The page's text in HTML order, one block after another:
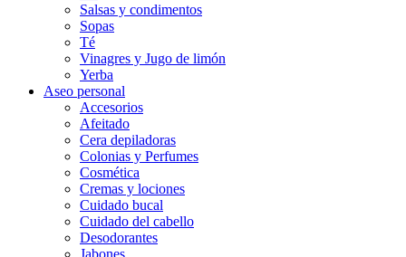
Salsas y condimentos
Sopas
Té
Vinagres y Jugo de limón
Yerba
Aseo personal
Accesorios
Afeitado
Cera depiladoras
Colonias y Perfumes
Cosmética
Cremas y lociones
Cuidado bucal
Cuidado del cabello
Desodorantes
Jabones